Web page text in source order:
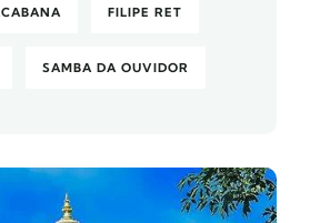
FILIPE RET
SAMBA DA OUVIDOR